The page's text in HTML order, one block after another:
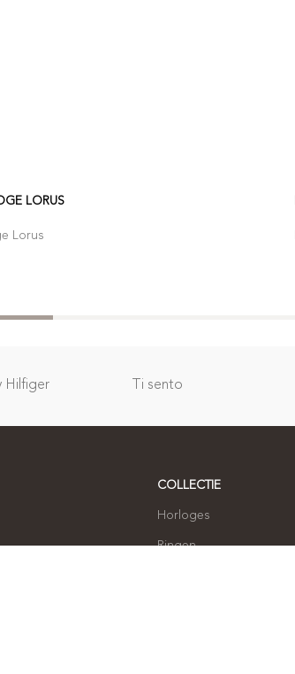
LORUS
Lorus
Hilfiger Ti sento
COLLECTIE
Horloges
Ringen